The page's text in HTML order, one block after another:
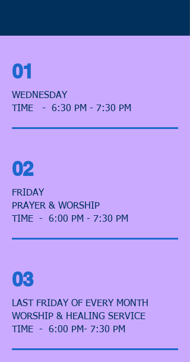
01
WEDNESDAY
TIME - 6:30 PM - 7:30 PM
02
FRIDAY
PRAYER & WORSHIP
TIME - 6:00 PM - 7:30 PM
03
LAST FRIDAY OF EVERY MONTH
WORSHIP & HEALING SERVICE
TIME - 6:00 PM- 7:30 PM